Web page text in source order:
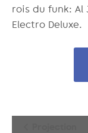
rois du funk: Al
Electro Deluxe.